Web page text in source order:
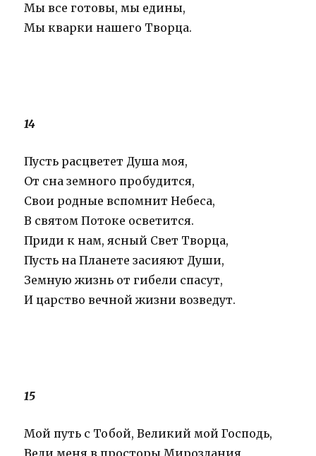
Мы все готовы, мы едины,
Мы кварки нашего Творца.
14
Пусть расцветет Душа моя,
От сна земного пробудится,
Свои родные вспомнит Небеса,
В святом Потоке осветится.
Приди к нам, ясный Свет Творца,
Пусть на Планете засияют Души,
Земную жизнь от гибели спасут,
И царство вечной жизни возведут.
15
Мой путь с Тобой, Великий мой Господь,